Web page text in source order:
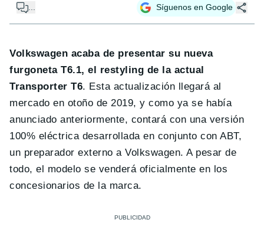
... Síguenos en Google
Volkswagen acaba de presentar su nueva
furgoneta T6.1, el restyling de la actual
Transporter T6. Esta actualización llegará al
mercado en otoño de 2019, y como ya se había
anunciado anteriormente, contará con una versión
100% eléctrica desarrollada en conjunto con ABT,
un preparador externo a Volkswagen. A pesar de
todo, el modelo se venderá oficialmente en los
concesionarios de la marca.